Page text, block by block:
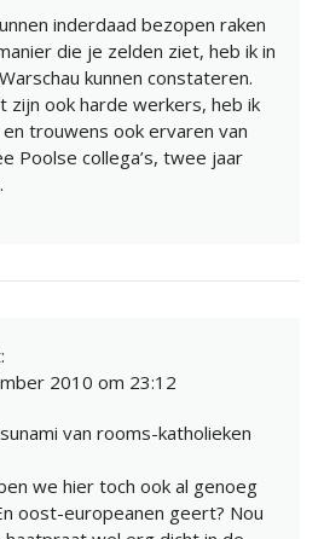
inderdaad bezopen raken
die je zelden ziet, heb ik in
kunnen constateren.
zijn ook harde werkers, heb ik
trouwens ook ervaren van
Poolse collega’s, twee jaar
2010 om 23:12
van rooms-katholieken
we hier toch ook al genoeg
oost-europeanen geert? Nou